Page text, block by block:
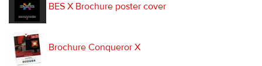
BES X Brochure poster cover
Brochure Conqueror X